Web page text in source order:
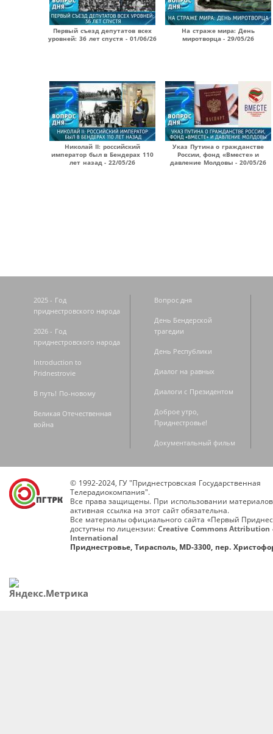
Первый съезд депутатов всех
уровней: 36 лет спустя - 01/06/26
На страже мира: День
миротворца - 29/05/26
Николай II: российский
император был в Бендерах 110
лет назад - 22/05/26
Указ Путина о гражданстве
России, фонд «Вместе» и
давление Молдовы - 20/05/26
2025 - Год
приднестровского народа
2026 - Год
приднестровского народа
Introduction to
Pridnestrovie
В путь! По-новому
Великая Отечественная
война
Вопрос дня
День Бендерской
трагедии
День Республики
Диалог на равных
Диалоги с Президентом
Доброе утро,
Приднестровье!
Документальный фильм
© 1992-2024, ГУ "Приднестровская Государственная
Телерадиокомпания".
Все права защищены. При использовании
активная ссылка на этот сайт обязательна.
Все материалы официального сайта «Первый
доступны по лицензии: Creative Commons Attribution
International
Приднестровье, Тирасполь, MD-3300, пер.